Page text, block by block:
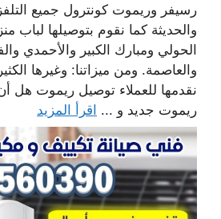
رسيفر وريموت كونترول جميع
والحديثة كما نقوم بتوصيلها لباب
الحولي ومبارك الكبير والأحمدي
والعاصمة. ومن ميزاتنا: وغيرها
نقدمها للعملاء توصيل ريموت هل
ريموت جديد و ... اقرأ المزيد